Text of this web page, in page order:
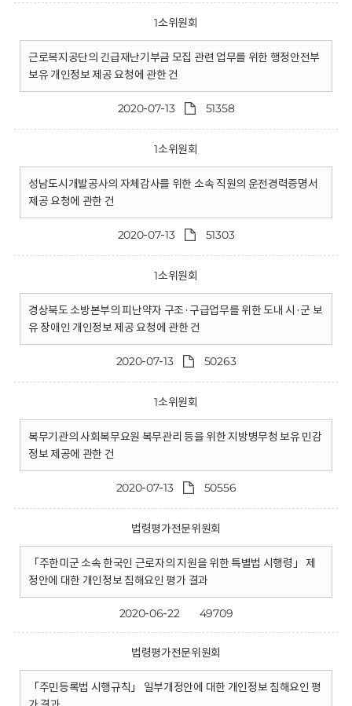
1소위원회
근로복지공단의 긴급재난기부금 모집 관련 업무를 위한 행정안전부
보유 개인정보 제공 요청에 관한 건
2020-07-13 51358
1소위원회
성남도시개발공사의 자체감사를 위한 소속 직원의 운전경력증명서
제공 요청에 관한 건
2020-07-13 51303
1소위원회
경상북도 소방본부의 피난약자 구조·구급업무를 위한 도내 시·군 보
유 장애인 개인정보 제공 요청에 관한 건
2020-07-13 50263
1소위원회
복무기관의 사회복무요원 복무관리 등을 위한 지방병무청 보유 민감
정보 제공에 관한 건
2020-07-13 50556
법령평가전문위원회
「주한미군 소속 한국인 근로자의 지원을 위한 특별법 시행령」 제
정안에 대한 개인정보 침해요인 평가 결과
2020-06-22 49709
법령평가전문위원회
「주민등록법 시행규칙」 일부개정안에 대한 개인정보 침해요인 평